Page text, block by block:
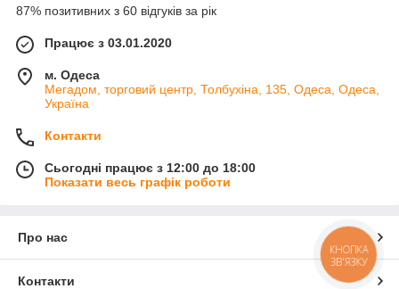
87% позитивних з 60 відгуків за рік
Працює з 03.01.2020
м. Одеса
Мегадом, торговий центр, Толбухіна, 135, Одеса, Одеса,
Україна
Контакти
Сьогодні працює з 12:00 до 18:00
Показати весь графік роботи
Про нас
Контакти
КНОПКА
ЗВ'ЯЗКУ